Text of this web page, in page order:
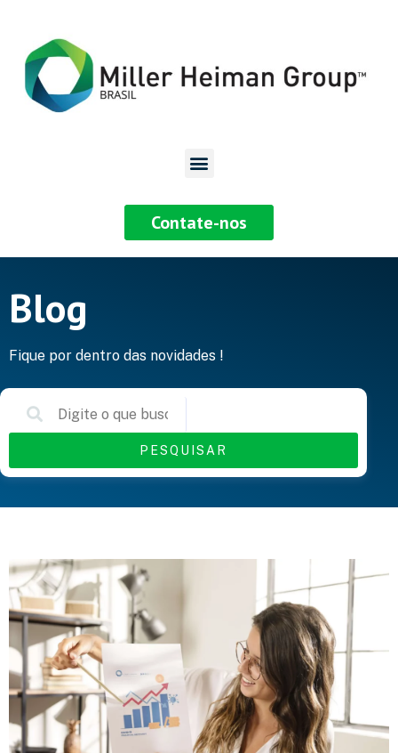
Contate-nos
Blog
Fique por dentro das novidades !
PESQUISAR